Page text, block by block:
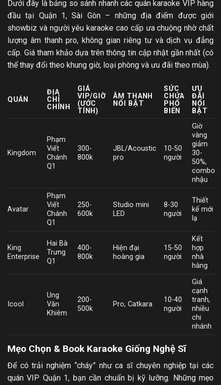
Dưới đây là bảng so sánh nhanh các quán karaoke VIP hàng
đầu tại Quận 1, Sài Gòn – những địa điểm được giới
showbiz và người yêu karaoke cao cấp ưa chuộng nhờ chất
lượng âm thanh pro, không gian riêng tư và dịch vụ đẳng
cấp. Giá tham khảo dựa trên thông tin cập nhật gần nhất (có
thể thay đổi theo khung giờ, loại phòng và ưu đãi theo mùa).
QUÁN
ĐỊA
CHỈ
CHÍNH
GIÁ
VIP/GIỜ
(ƯỚC
TÍNH)
ÂM THANH
NỔI BẬT
SỨC
CHỨA
PHỔ
BIẾN
ƯU
ĐÃI
NỔI
BẬT
Kingdom
Phạm
Viết
Chánh
Q1
300-
800k
JBL/Acoustic
pro
10-50
người
Giờ
vàng
giảm
30-
50%,
combo
nhậu
Avatar
Phạm
Viết
Chánh
Q1
250-
600k
Studio mini
LED
8-30
người
Thiết
kế mới
lạ
King
Enterprise
Hai Bà
Trưng
Q1
400-
800k
Hiện đại
hoàng gia
15-50
người
Kết
hợp
nhà
hàng
Icool
Ung
Văn
Khiêm
200-
500k
Pro, Catkara
10-40
người
Giá
cạnh
tranh,
nhiều
chi
nhánh
Mẹo Chọn & Book Karaoke Giống Nghệ Sĩ
Để có trải nghiệm “cháy” như ca sĩ chuyên nghiệp tại các
quán VIP Quận 1, bạn cần chuẩn bị kỹ lưỡng. Những mẹo